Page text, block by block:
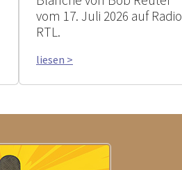
vom 17. Juli 2026 auf Radio
RTL.
liesen >